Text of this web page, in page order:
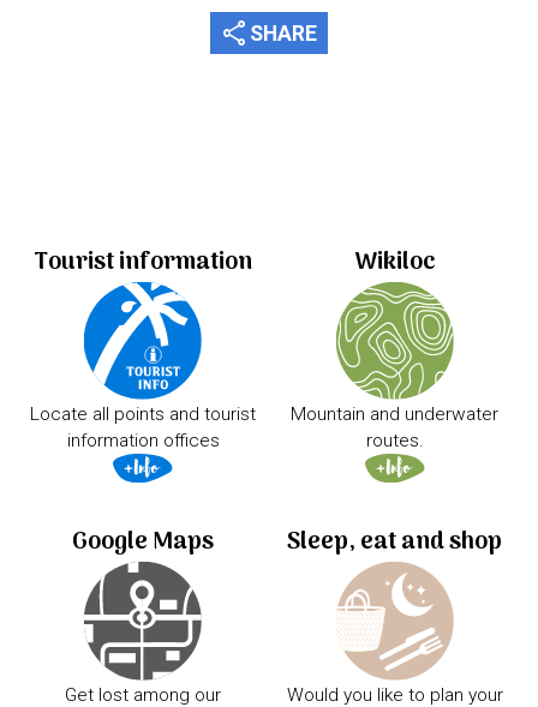
share SHARE
Tourist information
Locate all points and tourist
information offices
Wikiloc
Mountain and underwater
routes.
Google Maps
Get lost among our
Sleep, eat and shop
Would you like to plan your